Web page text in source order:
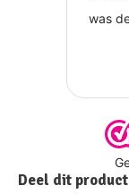
Deel dit product